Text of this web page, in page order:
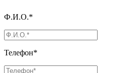
Ф.И.О.*
Телефон*